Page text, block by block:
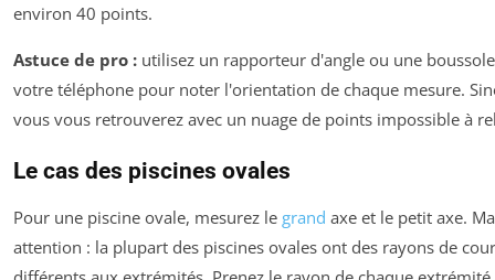
environ 40 points.
Astuce de pro : utilisez un rapporteur d'angle ou une
votre téléphone pour noter l'orientation de chaque mesure.
vous vous retrouverez avec un nuage de points impossible à
Le cas des piscines ovales
Pour une piscine ovale, mesurez le grand axe et le petit axe.
attention : la plupart des piscines ovales ont des rayons de